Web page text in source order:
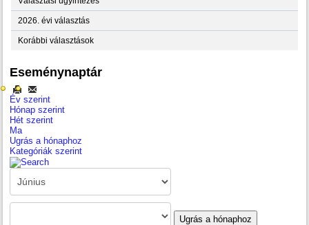
2026. évi választás
Korábbi választások
Eseménynaptár
Év szerint
Hónap szerint
Hét szerint
Ma
Ugrás a hónaphoz
Kategóriák szerint
Ugrás a hónaphoz